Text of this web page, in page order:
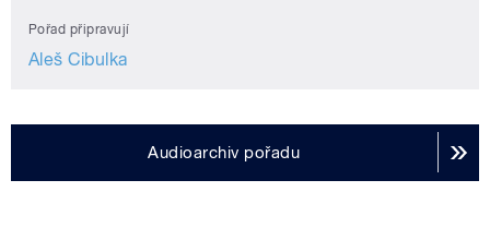
Pořad připravují
Aleš Cibulka
Audioarchiv pořadu